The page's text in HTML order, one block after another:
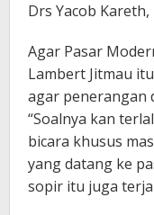
Drs Yacob Kareth,
Agar Pasar
Lambert Jitmau
agar penerangan
“Soalnya kan
bicara khusus
yang datang ke
sopir itu juga